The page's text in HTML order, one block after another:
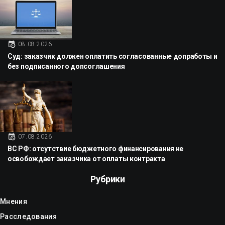
08.08.2026
Суд: заказчик должен оплатить согласованные допработы и
без подписанного допсоглашения
07.08.2026
ВС РФ: отсутствие бюджетного финансирования не
освобождает заказчика от оплаты контракта
Рубрики
Мнения
Расследования